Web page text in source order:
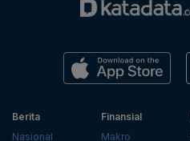
Berita
Nasional
Finansial
Makro